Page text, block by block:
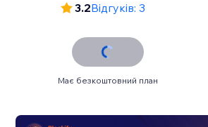
3.2Відгуків: 3
Має безкоштовний план